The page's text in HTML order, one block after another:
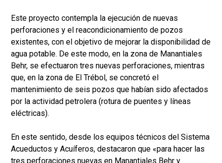
Este proyecto contempla la ejecución de nuevas
perforaciones y el reacondicionamiento de pozos
existentes, con el objetivo de mejorar la disponibilidad de
agua potable. De este modo, en la zona de Manantiales
Behr, se efectuaron tres nuevas perforaciones, mientras
que, en la zona de El Trébol, se concretó el
mantenimiento de seis pozos que habían sido afectados
por la actividad petrolera (rotura de puentes y líneas
eléctricas).
En este sentido, desde los equipos técnicos del Sistema
Acueductos y Acuíferos, destacaron que «para hacer las
tres perforaciones nuevas en Manantiales Behr y